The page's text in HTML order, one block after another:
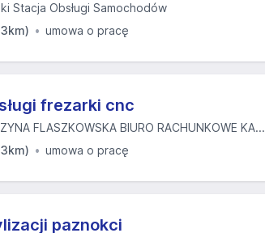
Stacja Obsługi Samochodów
umowa o pracę
frezarki cnc
FLASZKOWSKA BIURO RACHUNKOWE KA...
umowa o pracę
paznokci